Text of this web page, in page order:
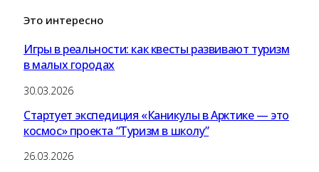
Это интересно
Игры в реальности: как квесты развивают туризм
в малых городах
30.03.2026
Стартует экспедиция «Каникулы в Арктике — это
космос» проекта “Туризм в школу”
26.03.2026